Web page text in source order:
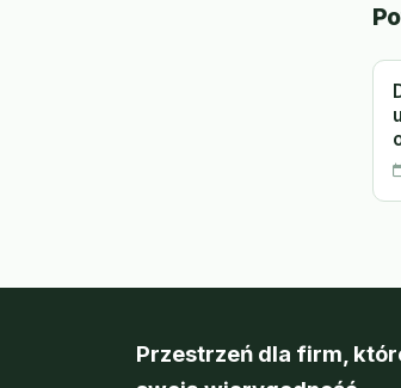
Przestrzeń dla firm,